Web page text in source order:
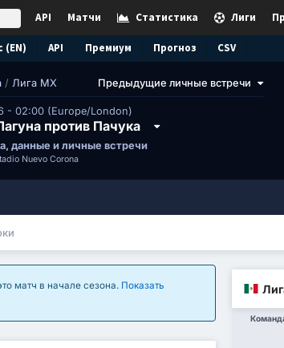
Лиги
Статистика
Матчи
API
(EN) API Премиум Прогноз CSV
/ Лига МХ Предыдущие личные встречи
- 02:00 (Europe/London)
против Пачука
данные и личные встречи
Nuevo Corona
матч в начале сезона. Показать